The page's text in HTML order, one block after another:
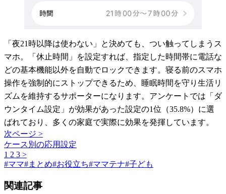
「夜21時以降は使わない」と決めても、つい触ってしまうス
マホ。「休止時間」を設定すれば、指定した時間帯に電話な
どの基本機能以外を自動でロックできます。寝る前のスマホ
操作を強制的にストップできるため、睡眠時間を守り生活リ
ズムを維持するサポーターになります。アンケートでは「ダ
ウンタイム設定」が効果があった設定の1位（35.8%）に選
ばれており、多くの家庭で実際に効果を発揮しています。
次ページ >
ケース別の応用設定
1 2 3 >
#ママ#まとめ#お役立ち#ママテナ#子ども
関連記事